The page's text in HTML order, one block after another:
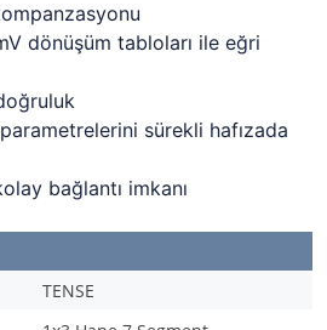
dönüşüm tabloları ile eğri
sürekli hafızada
bağlantı imkanı
TENSE